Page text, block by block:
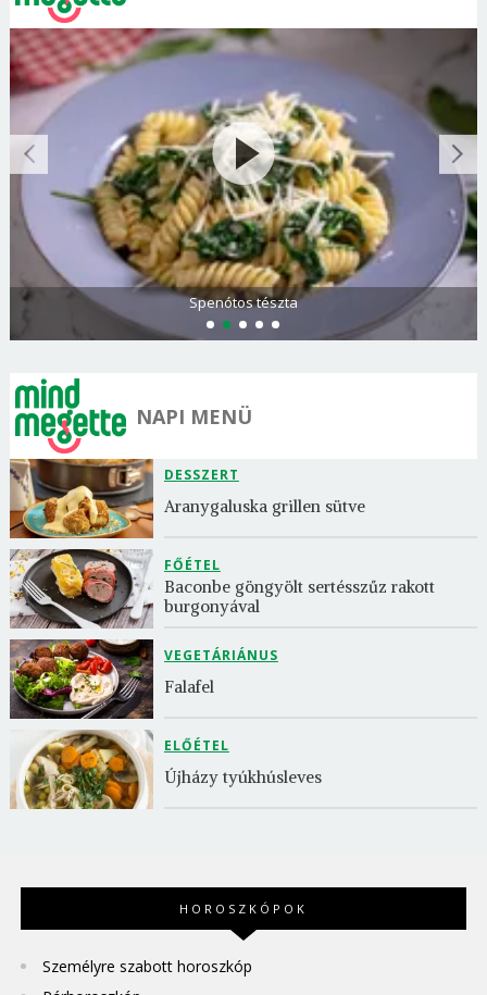
Spenótos tészta
NAPI MENÜ
DESSZERT
Aranygaluska grillen sütve
FŐÉTEL
Baconbe göngyölt sertésszűz rakott
burgonyával
VEGETÁRIÁNUS
Falafel
ELŐÉTEL
Újházy tyúkhúsleves
HOROSZKÓPOK
Személyre szabott horoszkóp